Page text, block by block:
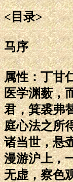
<目录>
马序
属性：丁甘
医学渊薮，
君，箕裘弗
庭心法之所
诸当世，悬
漫游沪上，
无虚，察色